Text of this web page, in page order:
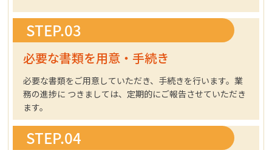
STEP.03
必要な書類を用意・手続き
必要な書類をご用意していただき、手続きを行います。業
務の進捗に つきましては、定期的にご報告させていただき
ます。
STEP.04